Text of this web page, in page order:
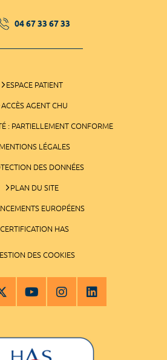
04 67 33 67 33
ESPACE PATIENT
ACCÈS AGENT CHU
: PARTIELLEMENT CONFORME
MENTIONS LÉGALES
DES DONNÉES
PLAN DU SITE
EUROPÉENS
CERTIFICATION HAS
DES COOKIES